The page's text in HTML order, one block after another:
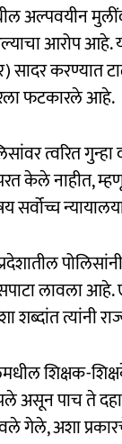
अल्पवयीन
आरोप आहे.
करण्यात
फटकारले आहे.
त्वरित
केले नाहीत,
सर्वोच्च
प्रदेशातील
लावला आहे.
शब्दांत त्यांनी
शिक्षक-
असून पाच ते दहा
गेले, अशा